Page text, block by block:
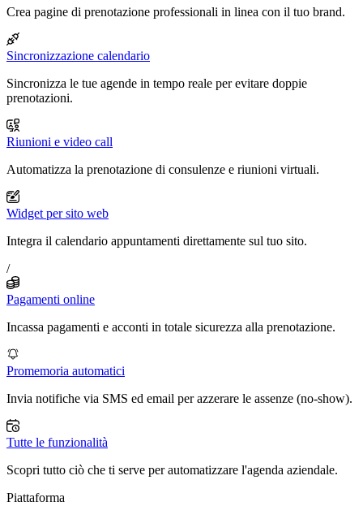
Crea pagine di prenotazione professionali in linea con il tuo brand.
Sincronizzazione calendario
Sincronizza le tue agende in tempo reale per evitare doppie
prenotazioni.
Riunioni e video call
Automatizza la prenotazione di consulenze e riunioni virtuali.
Widget per sito web
Integra il calendario appuntamenti direttamente sul tuo sito.
/
Pagamenti online
Incassa pagamenti e acconti in totale sicurezza alla prenotazione.
Promemoria automatici
Invia notifiche via SMS ed email per azzerare le assenze (no-show).
Tutte le funzionalità
Scopri tutto ciò che ti serve per automatizzare l'agenda aziendale.
Piattaforma